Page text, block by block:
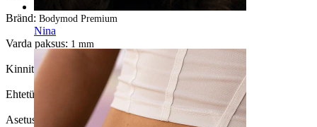
Nina
Bränd: Bodymod Premium
Varda paksus: 1 mm
Kinnitustüüp: Sisekeermega
Ehtetüüp: Labret, Lameda tagusega
Asetus: Tragus, Kõrvanibu, Helix, Conch